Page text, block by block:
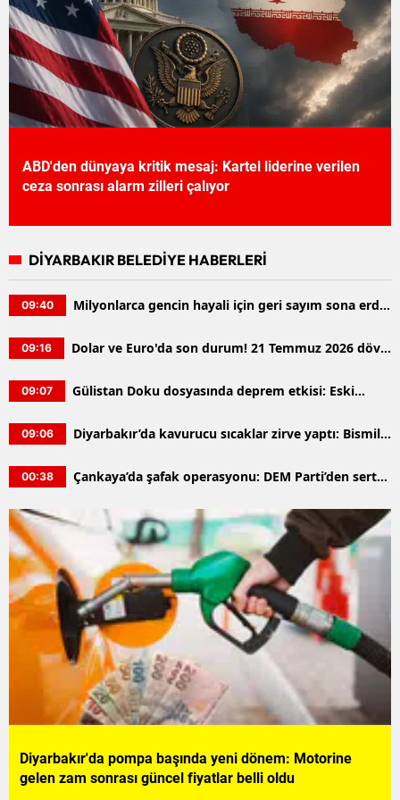
ABD'den dünyaya kritik mesaj: Kartel liderine verilen
ceza sonrası alarm zilleri çalıyor
DİYARBAKIR BELEDİYE HABERLERİ
09:40
Milyonlarca gencin hayali için geri sayım sona erdi:
09:16
Dolar ve Euro'da son durum! 21 Temmuz 2026 döviz
09:07
Gülistan Doku dosyasında deprem etkisi: Eski
09:06
Diyarbakır’da kavurucu sıcaklar zirve yaptı: Bismil
00:38
Çankaya’da şafak operasyonu: DEM Parti’den sert
Diyarbakır'da pompa başında yeni dönem: Motorine
gelen zam sonrası güncel fiyatlar belli oldu